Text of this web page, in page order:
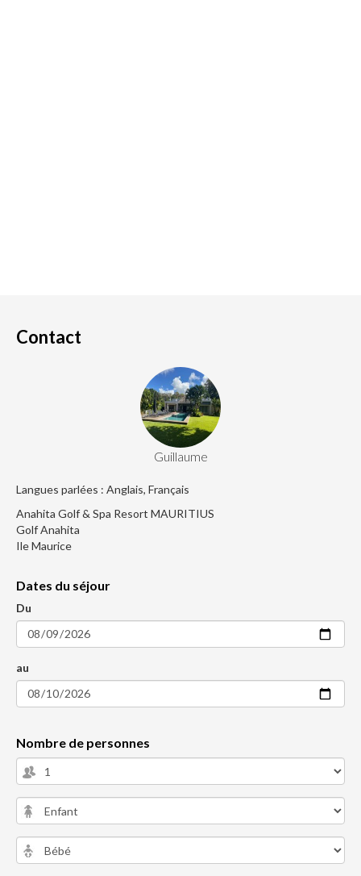
Contact
Guillaume
Langues parlées : Anglais, Français
Anahita Golf & Spa Resort MAURITIUS
Golf Anahita
Ile Maurice
Dates du séjour
Du
au
Nombre de personnes